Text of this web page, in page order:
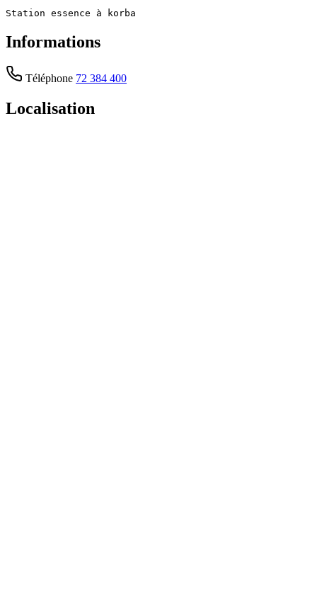
Station essence à korba
Informations
Téléphone 72 384 400
Localisation